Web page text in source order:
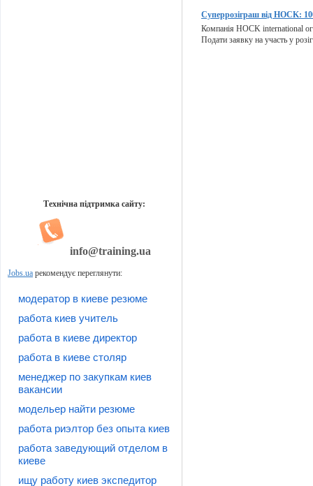
Технічна підтримка сайту:
info@training.ua
Jobs.ua рекомендує переглянути:
модератор в киеве резюме
работа киев учитель
работа в киеве директор
работа в киеве столяр
менеджер по закупкам киев
вакансии
модельер найти резюме
работа риэлтор без опыта киев
работа заведующий отделом в
киеве
ищу работу киев экспедитор
Суперрозіграш від HOCK:
Компанія HOCK international
Подати заявку на участь у